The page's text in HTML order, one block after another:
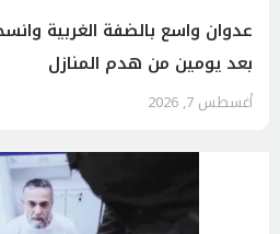
عدوان واسع بالضفة الغربية
بعد يومين من هدم المنازل
أغسطس 7, 2026